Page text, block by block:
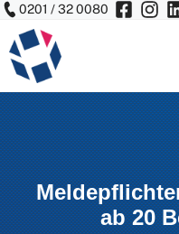
Zum
Inhalt
springen
0201 / 32 0080
ab 20